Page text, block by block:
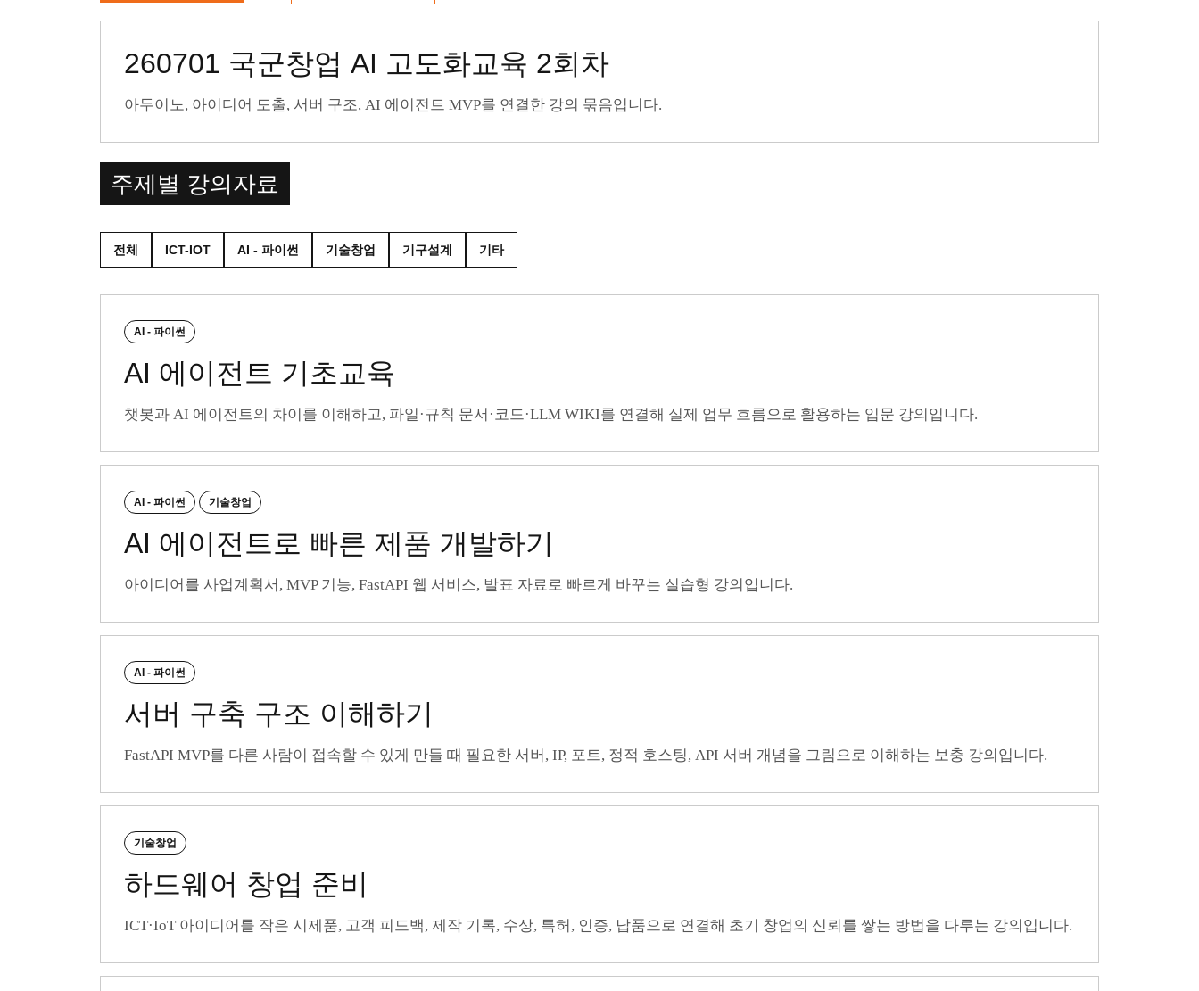
260701 국군창업 AI 고도화교육 2회차
아두이노, 아이디어 도출, 서버 구조, AI 에이전트 MVP를 연결한 강의 묶음입니다.
주제별 강의자료
전체 ICT-IOT AI - 파이썬 기술창업 기구설계 기타
AI - 파이썬
AI 에이전트 기초교육
챗봇과 AI 에이전트의 차이를 이해하고, 파일·규칙 문서·코드·LLM WIKI를 연결해 실제 업무 흐름으로 활용하는 입문 강의입니다.
AI - 파이썬 기술창업
AI 에이전트로 빠른 제품 개발하기
아이디어를 사업계획서, MVP 기능, FastAPI 웹 서비스, 발표 자료로 빠르게 바꾸는 실습형 강의입니다.
AI - 파이썬
서버 구축 구조 이해하기
FastAPI MVP를 다른 사람이 접속할 수 있게 만들 때 필요한 서버, IP, 포트, 정적 호스팅, API 서버 개념을 그림으로 이해하는 보충 강의입니다.
기술창업
하드웨어 창업 준비
ICT·IoT 아이디어를 작은 시제품, 고객 피드백, 제작 기록, 수상, 특허, 인증, 납품으로 연결해 초기 창업의 신뢰를 쌓는 방법을 다루는 강의입니다.